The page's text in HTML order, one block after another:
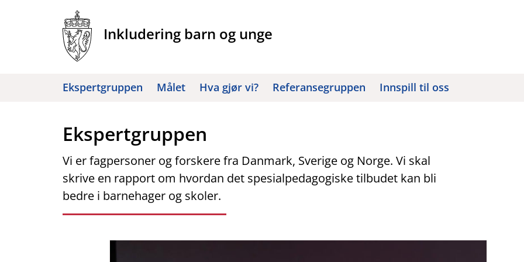
Inkludering barn og unge
Ekspertgruppen Målet Hva gjør vi? Referansegruppen Innspill til oss
Ekspertgruppen
Vi er fagpersoner og forskere fra Danmark, Sverige og Norge. Vi skal
skrive en rapport om hvordan det spesialpedagogiske tilbudet kan bli
bedre i barnehager og skoler.